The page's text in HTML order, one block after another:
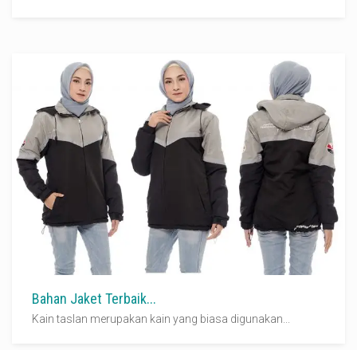
Bahan Jaket Terbaik...
Kain taslan merupakan kain yang biasa digunakan...